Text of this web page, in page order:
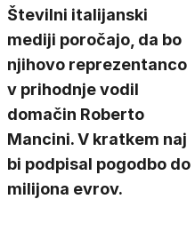
Številni italijanski
mediji poročajo, da bo
njihovo reprezentanco
v prihodnje vodil
domačin Roberto
Mancini. V kratkem naj
bi podpisal pogodbo
milijona evrov.